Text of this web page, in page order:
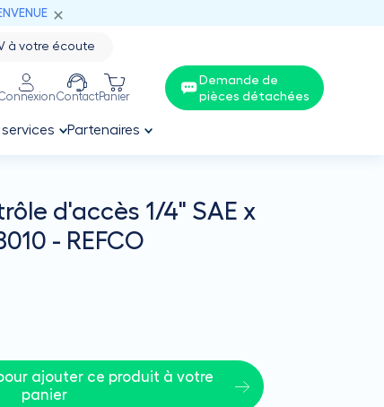
à votre écoute
ContactPanier
Demande de
pièces détachées
services Partenaires
d'accès 1/4" SAE x
- REFCO
ajouter ce produit à votre
panier